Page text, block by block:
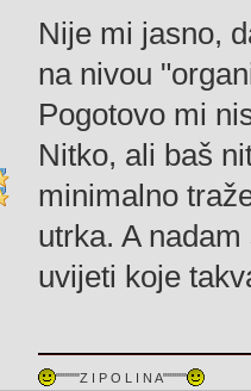
Nije mi jasno,
na nivou
Pogotovo mi
Nitko, ali baš
minimalno
utrka. A
uvijeti koje
"""""Z I P O L I N A"""""